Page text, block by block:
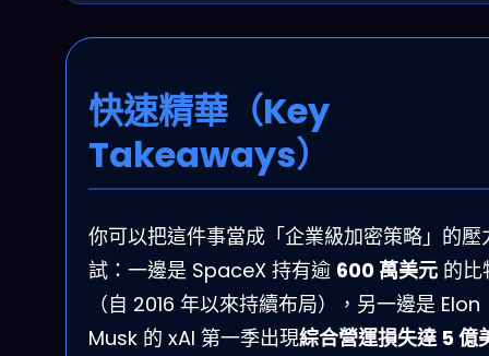
快速精華（Key
Takeaways）
你可以把這件事當成「企業級加密策略」的壓
試：一邊是 SpaceX 持有逾 600 萬美元 的比
（自 2016 年以來持續布局），另一邊是 Elon
Musk 的 xAI 第一季出現綜合營運損失達 5 億